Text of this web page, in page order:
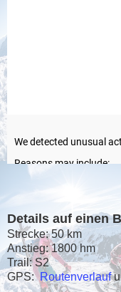
Details auf einen
Strecke: 50 km
Anstieg: 1800 hm
Trail: S2
GPS: Routenverlauf